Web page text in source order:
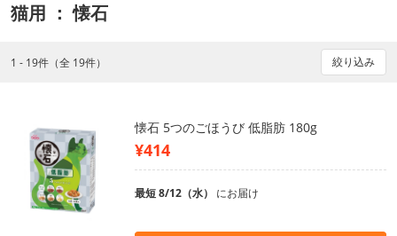
猫用 ： 懐石
1 - 19件（全 19件） 絞り込み
懐石 5つのごほうび 低脂肪 180g
¥414
最短 8/12（水） にお届け